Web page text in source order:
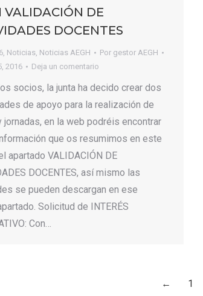
VALIDACIÓN DE
DOCENTES
, Noticias, Noticias AEGH Por gestor AEGH
2016
Deja un comentario
socios, la junta ha decido crear dos
de apoyo para la realización de
jornadas, en la web podréis encontrar
que os resumimos en este
apartado VALIDACIÓN DE
DOCENTES, así mismo las
se pueden descargan en ese
Solicitud de INTERÉS
Con…
← 1